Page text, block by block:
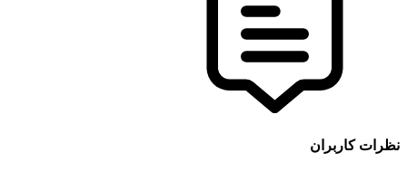
نظرات کاربران